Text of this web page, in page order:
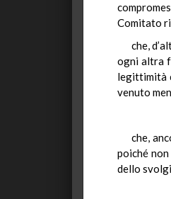
Comitato
che,
ogni altra
legittimità
venuto
che,
poiché
dello